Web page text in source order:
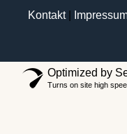
Kontakt|
Optimized by
Turns on site high